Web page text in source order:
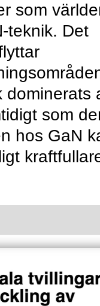
som
teknik. Det
dominerats
som
hos GaN